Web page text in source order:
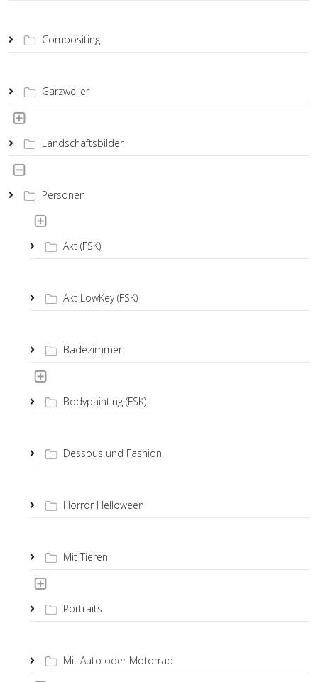
Compositing
Garzweiler
Landschaftsbilder
Personen
Akt (FSK)
Akt LowKey (FSK)
Badezimmer
Bodypainting (FSK)
Dessous und Fashion
Horror Helloween
Mit Tieren
Portraits
Mit Auto oder Motorrad